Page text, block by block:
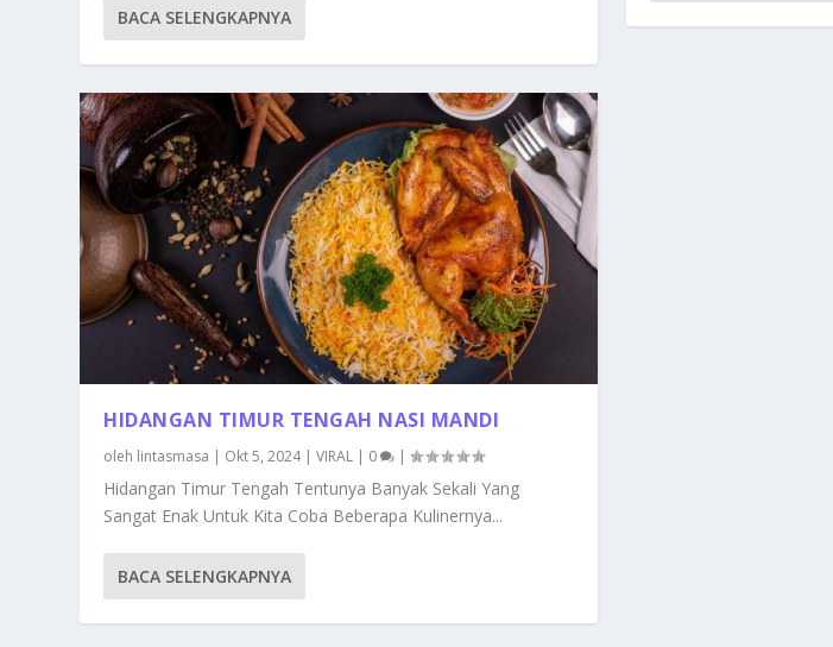
BACA SELENGKAPNYA
HIDANGAN TIMUR TENGAH NASI MANDI
oleh lintasmasa | Okt 5, 2024|VIRAL | 0 |
Hidangan Timur Tengah Tentunya Banyak Sekali Yang
Sangat Enak Untuk Kita Coba Beberapa Kulinernya...
BACA SELENGKAPNYA